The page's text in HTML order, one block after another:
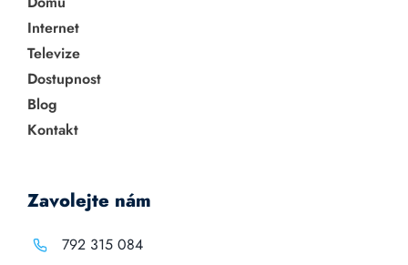
Internet
Televize
Dostupnost
Blog
Kontakt
Zavolejte nám
792 315 084